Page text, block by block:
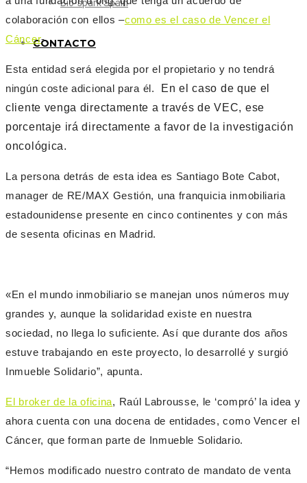
Bio-spark Spain
CONTACTO
colaboración con ellos –como es el caso de Vencer el
Cáncer-.
Esta entidad seráelegida por el propietario y no tendrá
ningún coste adicional para él.
En el caso de que el
cliente venga directamente a través de VEC, ese
porcentaje irá directamente a favor de la investigación
oncológica.
La persona detrás de esta idea es Santiago Bote Cabot,
manager de RE/MAX Gestión, una franquicia inmobiliaria
estadounidense presente en cinco continentes y con más
de sesenta oficinas en Madrid.
«En el mundo inmobiliario se manejan unos números muy
grandes y, aunque la solidaridad existe en nuestra
sociedad, no llega lo suficiente. Así que durante dos años
estuve trabajando en este proyecto, lo desarrollé y surgió
Inmueble Solidario”, apunta.
El broker de la oficina, Raúl Labrousse, le ‘compró’ la idea y
ahora cuenta con una docena de entidades, como Vencer el
Cáncer, que forman parte de Inmueble Solidario.
“Hemos modificado nuestro contrato de mandato de venta